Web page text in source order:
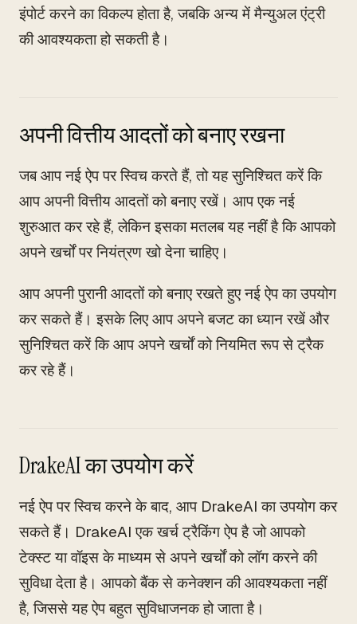
इंपोर्ट करने का विकल्प होता है, जबकि अन्य में मैन्युअल एंट्री
की आवश्यकता हो सकती है।
अपनी वित्तीय आदतों को बनाए रखना
जब आप नई ऐप पर स्विच करते हैं, तो यह सुनिश्चित करें कि
आप अपनी वित्तीय आदतों को बनाए रखें। आप एक नई
शुरुआत कर रहे हैं, लेकिन इसका मतलब यह नहीं है कि आपको
अपने खर्चों पर नियंत्रण खो देना चाहिए।
आप अपनी पुरानी आदतों को बनाए रखते हुए नई ऐप का उपयोग
कर सकते हैं। इसके लिए आप अपने बजट का ध्यान रखें और
सुनिश्चित करें कि आप अपने खर्चों को नियमित रूप से ट्रैक
कर रहे हैं।
DrakeAI का उपयोग करें
नई ऐप पर स्विच करने के बाद, आप DrakeAI का उपयोग कर
सकते हैं। DrakeAI एक खर्च ट्रैकिंग ऐप है जो आपको
टेक्स्ट या वॉइस के माध्यम से अपने खर्चों को लॉग करने की
सुविधा देता है। आपको बैंक से कनेक्शन की आवश्यकता नहीं
है, जिससे यह ऐप बहुत सुविधाजनक हो जाता है।